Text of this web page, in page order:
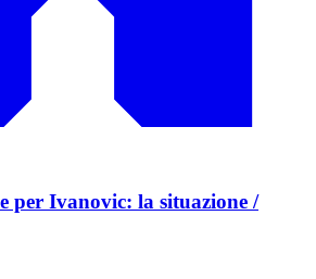
per Ivanovic: la situazione /